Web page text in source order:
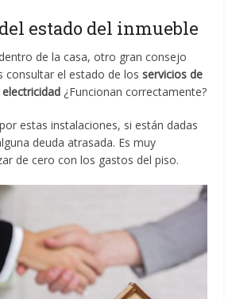
estado del inmueble
de la casa, otro gran consejo
consultar el estado de losservicios de
¿Funcionan correctamente?
estas instalaciones, si están dadas
deuda atrasada. Es muy
de cero con los gastos del piso.